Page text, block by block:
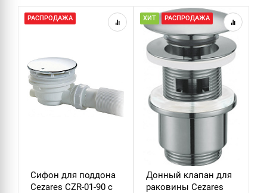
ДУШ
ДУШЕВЫЕ ГАРНИТУРЫ
РАСПРОДАЖА
Сифон для поддона
Cezares CZR-01-90 с
ХИТ РАСПРОДАЖА
Донный клапан для
раковины Cezares